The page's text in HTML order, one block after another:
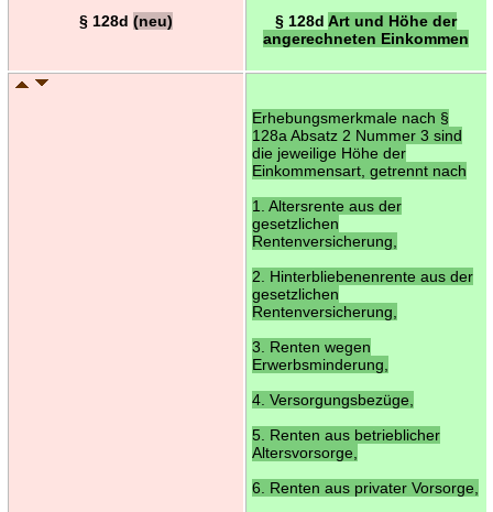
§ 128d (neu) § 128d Art und Höhe der
angerechneten Einkommen
Erhebungsmerkmale nach §
128a Absatz 2 Nummer 3 sind
die jeweilige Höhe der
Einkommensart, getrennt nach
1. Altersrente aus der
gesetzlichen
Rentenversicherung,
2. Hinterbliebenenrente aus der
gesetzlichen
Rentenversicherung,
3. Renten wegen
Erwerbsminderung,
4. Versorgungsbezüge,
5. Renten aus betrieblicher
Altersvorsorge,
6. Renten aus privater Vorsorge,